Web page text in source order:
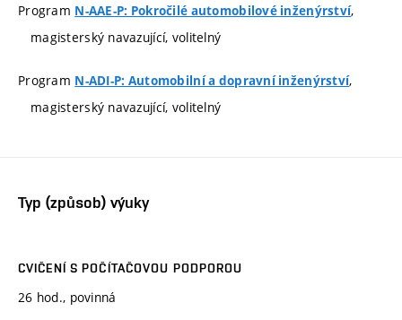
Program N-AAE-P: Pokročilé automobilové inženýrství,
magisterský navazující, volitelný
Program N-ADI-P: Automobilní a dopravní inženýrství,
magisterský navazující, volitelný
Typ (způsob) výuky
CVIČENÍ S POČÍTAČOVOU PODPOROU
26 hod., povinná